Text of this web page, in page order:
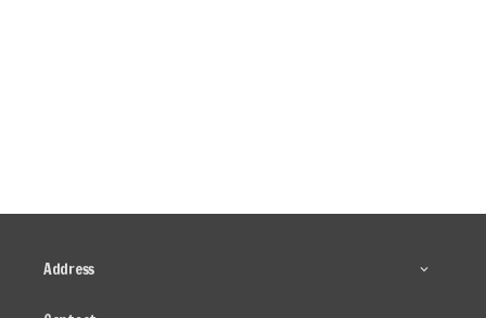
Address